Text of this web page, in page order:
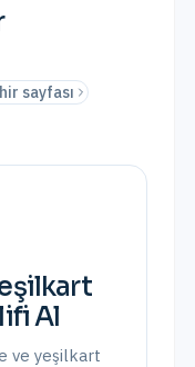
sayfası
Al
ve yeşilkart